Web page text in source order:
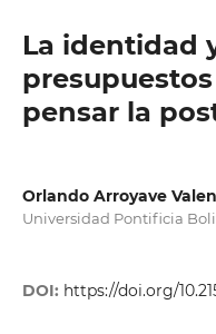
La identidad
pensar la
Orlando Arroyave
Universidad Pontificia
DOI: https://doi.org/